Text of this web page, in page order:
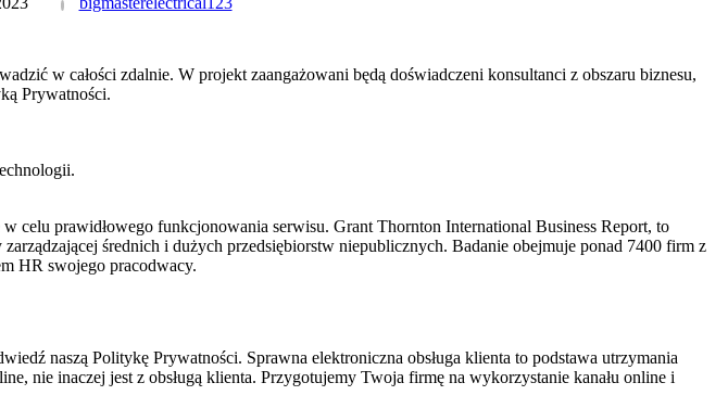
w całości zdalnie. W projekt zaangażowani będą doświadczeni konsultanci z obszaru biznesu,
Prywatności.
celu prawidłowego funkcjonowania serwisu. Grant Thornton International Business Report, to
średnich i dużych przedsiębiorstw niepublicznych. Badanie obejmuje ponad 7400 firm z
HR swojego pracodwacy.
naszą Politykę Prywatności. Sprawna elektroniczna obsługa klienta to podstawa utrzymania
nie inaczej jest z obsługą klienta. Przygotujemy Twoja firmę na wykorzystanie kanału online i